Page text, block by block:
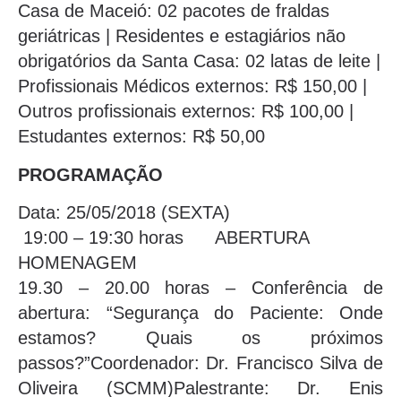
Casa de Maceió: 02 pacotes de fraldas
geriátricas | Residentes e estagiários não
obrigatórios da Santa Casa: 02 latas de leite |
Profissionais Médicos externos: R$ 150,00 |
Outros profissionais externos: R$ 100,00 |
Estudantes externos: R$ 50,00
PROGRAMAÇÃO
Data: 25/05/2018 (SEXTA)
19:00 – 19:30 horas ABERTURA
HOMENAGEM
19.30 – 20.00 horas – Conferência de
abertura: “Segurança do Paciente: Onde
estamos? Quais os próximos
passos?”Coordenador: Dr. Francisco Silva de
Oliveira (SCMM)Palestrante: Dr. Enis